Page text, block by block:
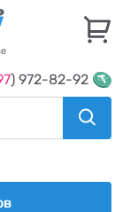
) 972-82-92